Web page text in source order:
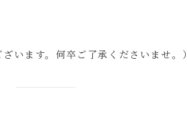
います。何卒ご了承くださいませ。）